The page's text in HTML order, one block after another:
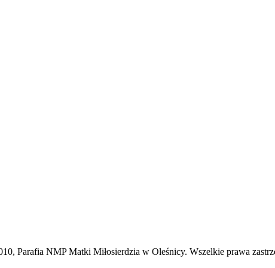
Parafia NMP Matki Miłosierdzia w Oleśnicy. Wszelkie prawa